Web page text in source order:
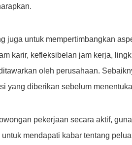
juga untuk mempertimbangkan
karir, kefleksibelan jam kerja,
oleh perusahaan.
yang diberikan sebelum
pekerjaan secara aktif,
mendapati kabar tentang